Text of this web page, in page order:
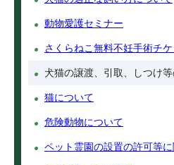
動物愛護セミナー
さくらねこ無料不妊手術チ
犬猫の譲渡、引取、しつけ
猫について
危険動物について
ペット霊園の設置の許可等に